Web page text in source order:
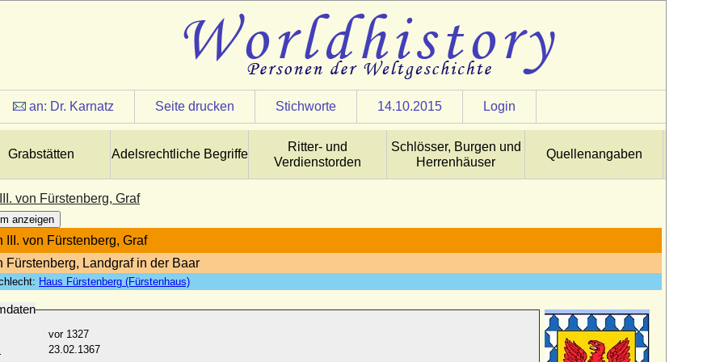
an: Dr. Karnatz Seite drucken Stichworte 14.10.2015 Login
Grabstätten Adelsrechtliche Begriffe
Ritter- und
Verdienstorden
Schlösser, Burgen und
Herrenhäuser
Quellenangaben
von Fürstenberg, Graf
anzeigen
III. von Fürstenberg, Graf
Fürstenberg, Landgraf in der Baar
Haus Fürstenberg (Fürstenhaus)
vor 1327
23.02.1367